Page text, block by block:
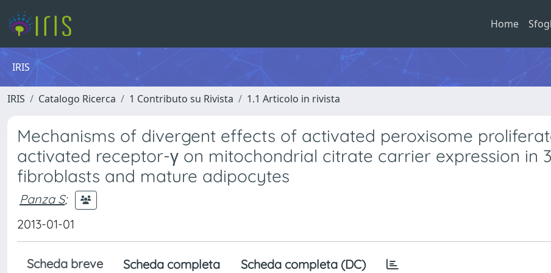
Home
IRIS
IRIS Catalogo Ricerca 1 Contributo su Rivista 1.1 Articolo in rivista
Mechanisms of divergent effects of activated peroxisome
activated receptor-γ on mitochondrial citrate carrier expression in
fibroblasts and mature adipocytes
Panza S;
2013-01-01
Scheda breve Scheda completa Scheda completa (DC)